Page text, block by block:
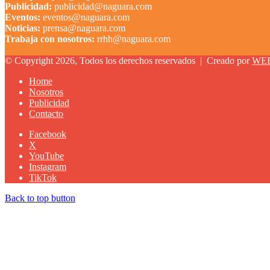
Publicidad: publicidad@naguara.com
Eventos: eventos@naguara.com
Noticias: prensa@naguara.com
Trabaja con nosotros: rrhh@naguara.com
© Copyright 2026, Todos los derechos reservados | Creado por
Home
Nosotros
Publicidad
Contacto
Facebook
X
YouTube
Instagram
TikTok
Back to top button